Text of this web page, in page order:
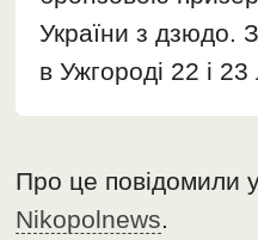
України з дзюдо.
в Ужгороді 22 і
Про це повідомили
Nikopolnews.